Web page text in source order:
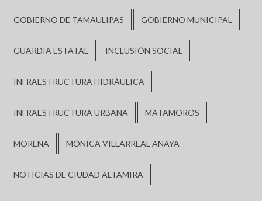
GOBIERNO DE TAMAULIPAS GOBIERNO MUNICIPAL
GUARDIA ESTATAL INCLUSIÓN SOCIAL
INFRAESTRUCTURA HIDRÁULICA
INFRAESTRUCTURA URBANA MATAMOROS
MORENA MÓNICA VILLARREAL ANAYA
NOTICIAS DE CIUDAD ALTAMIRA